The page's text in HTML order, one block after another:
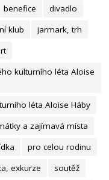
benefice
divadlo
klub
jarmark, trh
kulturního léta Aloise
léta Aloise Háby
a zajímavá místa
pro celou rodinu
exkurze
soutěž